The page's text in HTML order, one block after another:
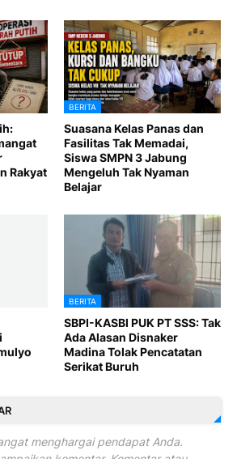
Rakyat
BERITA
Suasana Kelas Panas dan
Fasilitas Tak Memadai,
Siswa SMPN 3 Jabung
Mengeluh Tak Nyaman
Belajar
BERITA
SBPI-KASBI PUK PT SSS: Tak
Ada Alasan Disnaker
Madina Tolak Pencatatan
Serikat Buruh
menghargai pendapat Anda.